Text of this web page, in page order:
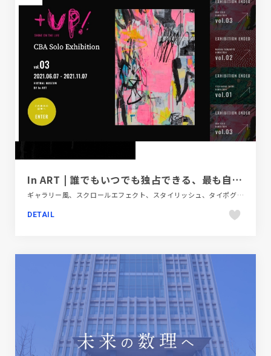
In ART | 誰でもいつでも独占できる、最も自由な美術館
ギャラリー風、スクロールエフェクト、スタイリッシュ、タイポグラフィー、デザイン・アート・音楽・文芸、フラットデザイン、ブラック系 、ブランド・サービスサイト、ホワイト系、大きめ写真
DETAIL